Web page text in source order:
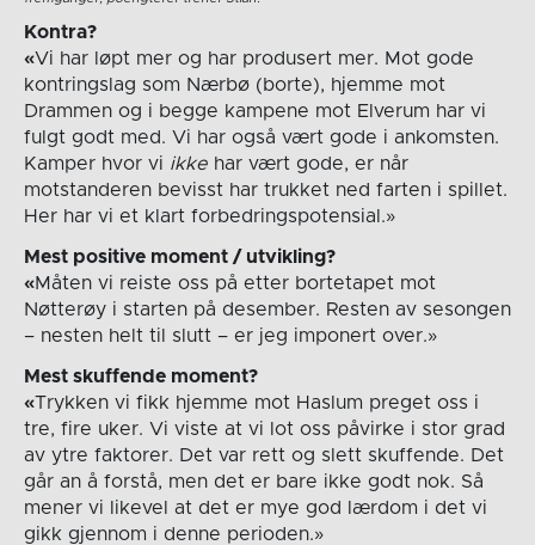
Kontra?
«Vi har løpt mer og har produsert mer. Mot gode
kontringslag som Nærbø (borte), hjemme mot
Drammen og i begge kampene mot Elverum har vi
fulgt godt med. Vi har også vært gode i ankomsten.
Kamper hvor vi ikke har vært gode, er når
motstanderen bevisst har trukket ned farten i spillet.
Her har vi et klart forbedringspotensial.»
Mest positive moment / utvikling?
«Måten vi reiste oss på etter bortetapet mot
Nøtterøy i starten på desember. Resten av sesongen
– nesten helt til slutt – er jeg imponert over.»
Mest skuffende moment?
«Trykken vi fikk hjemme mot Haslum preget oss i
tre, fire uker. Vi viste at vi lot oss påvirke i stor grad
av ytre faktorer. Det var rett og slett skuffende. Det
går an å forstå, men det er bare ikke godt nok. Så
mener vi likevel at det er mye god lærdom i det vi
gikk gjennom i denne perioden.»